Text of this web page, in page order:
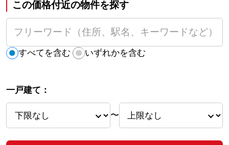
この価格付近の物件を探す
すべてを含む いずれかを含む
一戸建て：
〜